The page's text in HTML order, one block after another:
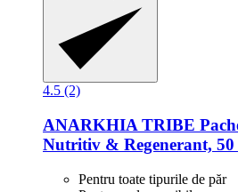
4.5 (2)
ANARKHIA TRIBE
Nutritiv & Regenerant, 50
Pentru toate tipurile de păr